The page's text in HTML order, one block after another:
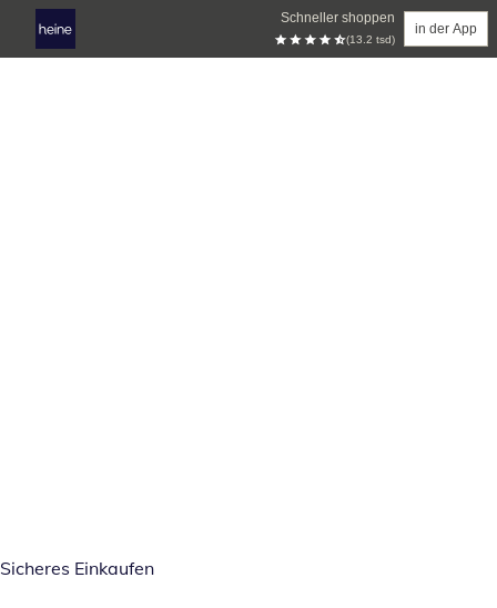
Schneller shoppen
(13.2 tsd)
in der App
Sicheres Einkaufen